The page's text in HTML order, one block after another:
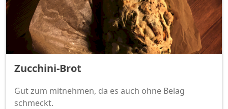
Zucchini-Brot
Gut zum mitnehmen, da es auch ohne Belag
schmeckt.